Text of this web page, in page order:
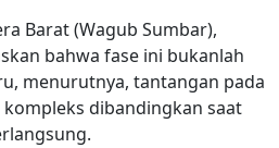
Barat (Wagub Sumbar),
bahwa fase ini bukanlah
menurutnya, tantangan pada
dibandingkan saat